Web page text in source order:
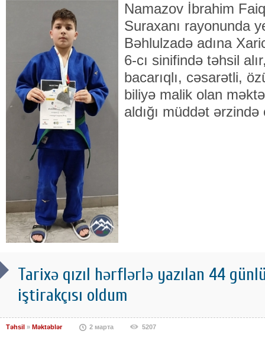
Namazov İbrahim
Suraxanı rayonunda
Bəhlulzadə adına
6-cı sinifində təhsil
bacarıqlı, cəsarətli,
biliyə malik olan
aldığı müddət ərzində
Tarixə qızıl hərflərlə yazılan 44
iştirakçısı oldum
Təhsil » Məktəblər 2 марта 5207